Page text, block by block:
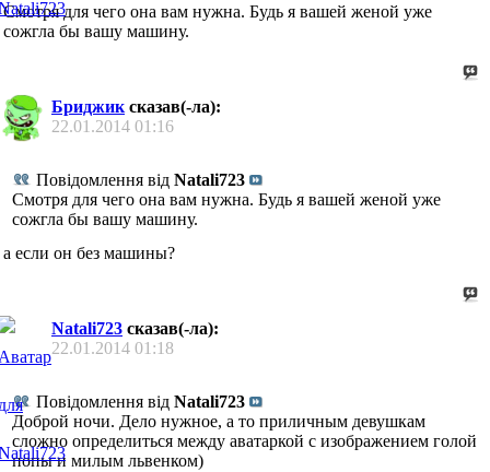
Смотря для чего она вам нужна. Будь я вашей женой уже
сожгла бы вашу машину.
Бриджик сказав(-ла):
22.01.2014 01:16
Повідомлення від Natali723
Смотря для чего она вам нужна. Будь я вашей женой уже
сожгла бы вашу машину.
а если он без машины?
Natali723 сказав(-ла):
22.01.2014 01:18
Повідомлення від Natali723
Доброй ночи. Дело нужное, а то приличным девушкам
сложно определиться между аватаркой с изображением голой
попы и милым львенком)